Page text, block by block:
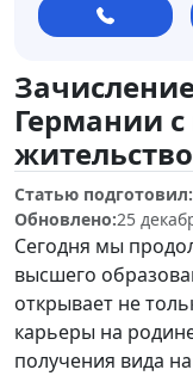
Германии
жительство
Статью подготовил:
Обновлено:25
Сегодня мы
высшего
открывает не
карьеры на
получения вида